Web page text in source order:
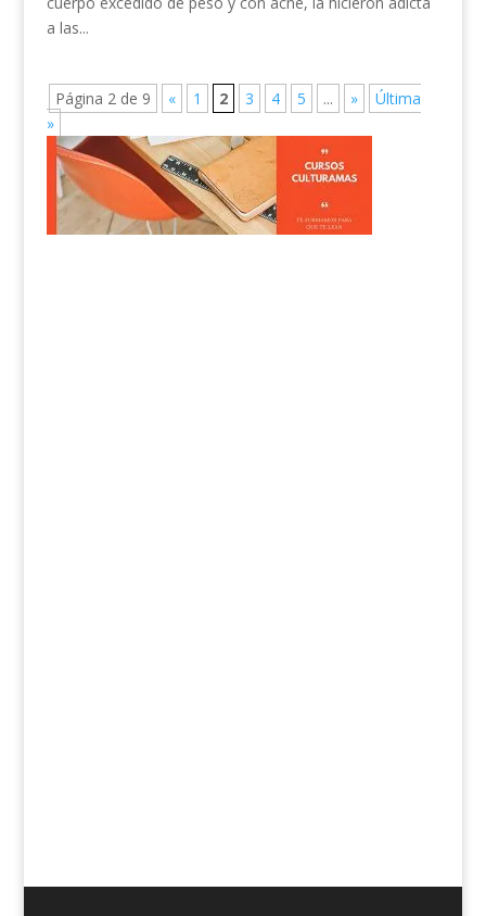
a las...
Página 2 de 9 « 1 2 3 4 5 ... »
Última
»